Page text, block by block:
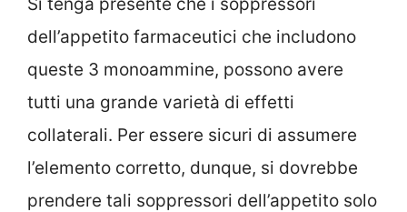
dell’appetito farmaceutici che includono
queste 3 monoammine, possono avere
tutti una grande varietà di effetti
collaterali. Per essere sicuri di assumere
l’elemento corretto, dunque, si dovrebbe
prendere tali soppressori dell’appetito solo